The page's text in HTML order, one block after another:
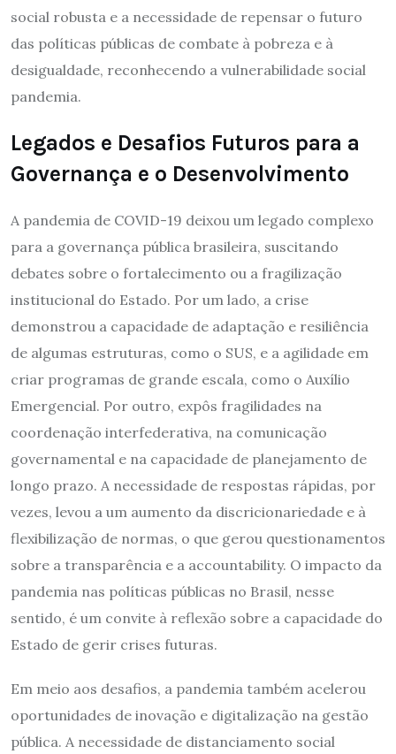
social robusta e a necessidade de repensar o futuro
das políticas públicas de combate à pobreza e à
desigualdade, reconhecendo a vulnerabilidade social
pandemia.
Legados e Desafios Futuros para a
Governança e o Desenvolvimento
A pandemia de COVID-19 deixou um legado complexo
para a governança pública brasileira, suscitando
debates sobre o fortalecimento ou a fragilização
institucional do Estado. Por um lado, a crise
demonstrou a capacidade de adaptação e resiliência
de algumas estruturas, como o SUS, e a agilidade em
criar programas de grande escala, como o Auxílio
Emergencial. Por outro, expôs fragilidades na
coordenação interfederativa, na comunicação
governamental e na capacidade de planejamento de
longo prazo. A necessidade de respostas rápidas, por
vezes, levou a um aumento da discricionariedade e à
flexibilização de normas, o que gerou questionamentos
sobre a transparência e a accountability. O impacto da
pandemia nas políticas públicas no Brasil, nesse
sentido, é um convite à reflexão sobre a capacidade do
Estado de gerir crises futuras.
Em meio aos desafios, a pandemia também acelerou
oportunidades de inovação e digitalização na gestão
pública. A necessidade de distanciamento social